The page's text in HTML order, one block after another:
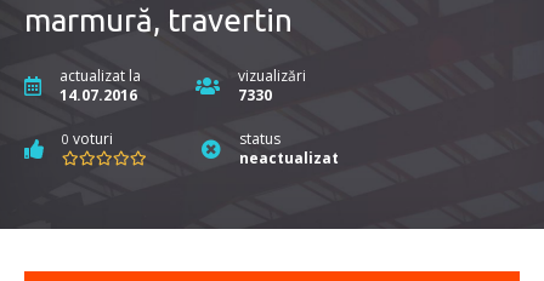
marmură, travertin
actualizat la
14.07.2016
vizualizări
7330
0 voturi
status
neactualizat